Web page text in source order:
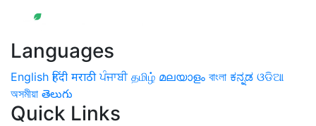
Languages
English हिंदी मराठी ਪੰਜਾਬੀ தமிழ் മലയാളം বাংলা ಕನ್ನಡ ଓଡିଆ
অসমীয়া తెలుగు
Quick Links